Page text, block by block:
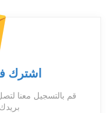
اشترك
قم بالتسجيل معنا